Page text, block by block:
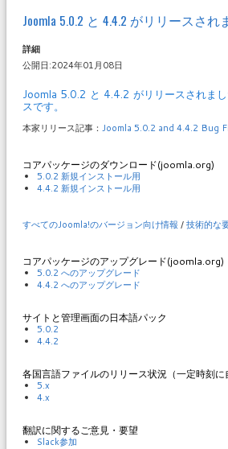
Joomla 5.0.2 と 4.4.2 がリリースされ
詳細
公開日:2024年01月08日
Joomla 5.0.2 と 4.4.2 がリリースされま
スです。
本家リリース記事： Joomla 5.0.2 and 4.4.2 Bug
コアパッケージのダウンロード(joomla.org)
5.0.2 新規インストール用
4.4.2 新規インストール用
すべてのJoomla!のバージョン向け情報 /技術的な
コアパッケージのアップグレード(joomla.org)
5.0.2 へのアップグレード
4.4.2 へのアップグレード
サイトと管理画面の日本語パック
5.0.2
4.4.2
各国言語ファイルのリリース状況（一定時刻に
5.x
4.x
翻訳に関するご意見・要望
Slack参加